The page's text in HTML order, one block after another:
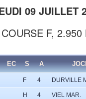
09 JUILLET
F, 2.950
EC S A
F 4 DURVILLE
H 4 VIEL MAR.